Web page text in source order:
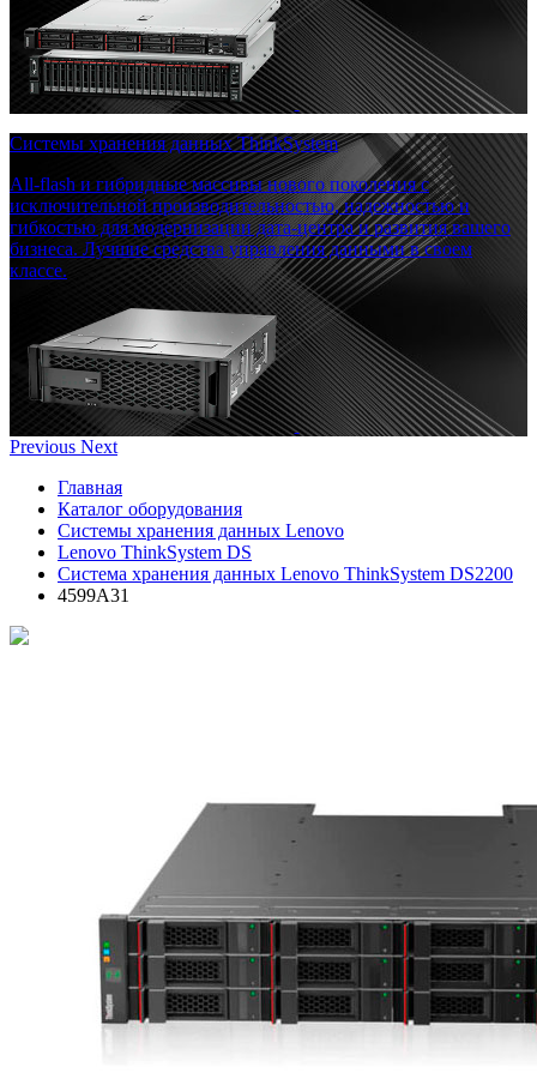
Системы хранения данных ThinkSystem
All-flash и гибридные массивы нового поколения с
исключительной производительностью, надежностью и
гибкостью для модернизации дата-центра и развития вашего
бизнеса. Лучшие средства управления данными в своем
классе.
Previous Next
Главная
Каталог оборудования
Системы хранения данных Lenovo
Lenovo ThinkSystem DS
Система хранения данных Lenovo ThinkSystem DS2200
4599A31